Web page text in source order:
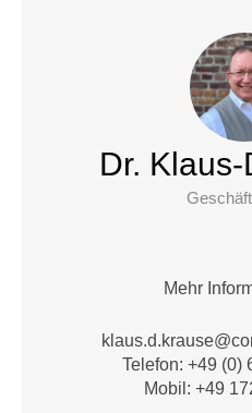
Dr.
Mehr
suark
.d.su
alk
Telefon: +49 (0)
Mobil: +49